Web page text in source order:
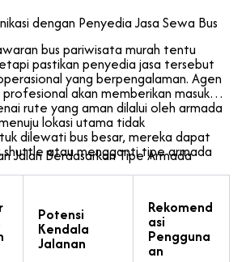
dengan Penyedia Jasa Sewa Bus
bus pariwisata murah tentu
pastikan penyedia jasa tersebut
yang berpengalaman. Agen
akan memberikan masukan
rute yang aman dilalui oleh armada
lokasi utama tidak
dilewati bus besar, mereka dapat
shuttle atau mengganti tipe armada
Jalan Berdasarkan Tipe Armada
Potensi
Kendala
Jalanan
Rekomend
asi
Pengguna
an